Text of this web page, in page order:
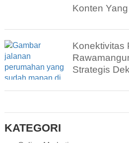
Konten
Konektivitas
Strategis
KATEGORI